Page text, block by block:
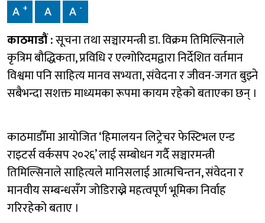
A + A A -
काठमाडौं :सूचना तथा सञ्चारमन्त्री डा. विक्रम तिमिल्सिनाले
कृत्रिम बौद्धिकता, प्रविधि र एल्गोरिदमद्वारा निर्देशित वर्तमान
विश्वमा पनि साहित्य मानव सभ्यता, संवेदना र जीवन-जगत बुझ्ने
सबैभन्दा सशक्त माध्यमका रूपमा कायम रहेको बताएका छन् ।
काठमाडौँमा आयोजित ‘हिमालयन लिट्रेचर फेस्टिभल एन्ड
राइटर्स वर्कसप २०२६’ लाई सम्बोधन गर्दै सञ्चारमन्त्री
तिमिल्सिनाले साहित्यले मानिसलाई आत्मचिन्तन, संवेदना र
मानवीय सम्बन्धसँग जोडिराख्ने महत्वपूर्ण भूमिका निर्वाह
गरिरहेको बताए ।